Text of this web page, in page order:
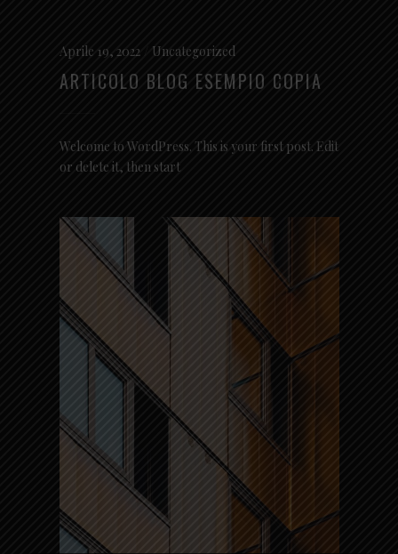
Aprile 19, 2022 Uncategorized
ARTICOLO BLOG ESEMPIO COPIA
Welcome to WordPress. This is your first post. Edit
or delete it, then start